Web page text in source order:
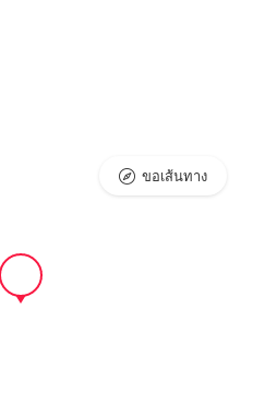
ขอเส้นทาง